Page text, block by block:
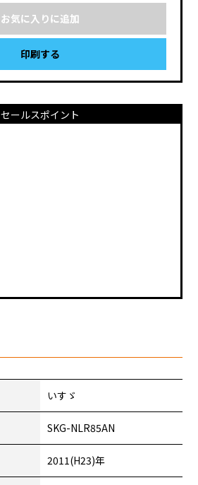
お気に入りに追加
印刷する
セールスポイント
いすゞ
SKG-NLR85AN
2011(H23)年